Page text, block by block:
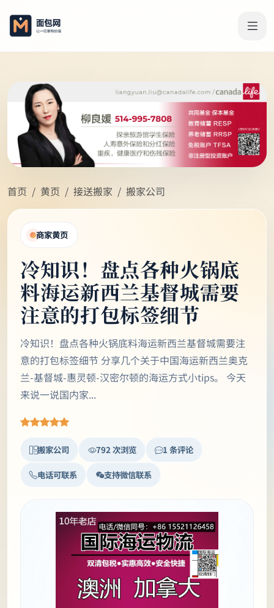
首页 黄页 接送搬家 搬家公司
商家黄页
冷知识！盘点各种火锅底
料海运新西兰基督城需要
注意的打包标签细节
冷知识！盘点各种火锅底料海运新西兰基督城需要注
意的打包标签细节 分享几个关于中国海运新西兰奥克
兰-基督城-惠灵顿-汉密尔顿的海运方式小tips。 今天
来说一说国内家...
搬家公司 792 次浏览 1 条评论
电话可联系 支持微信联系